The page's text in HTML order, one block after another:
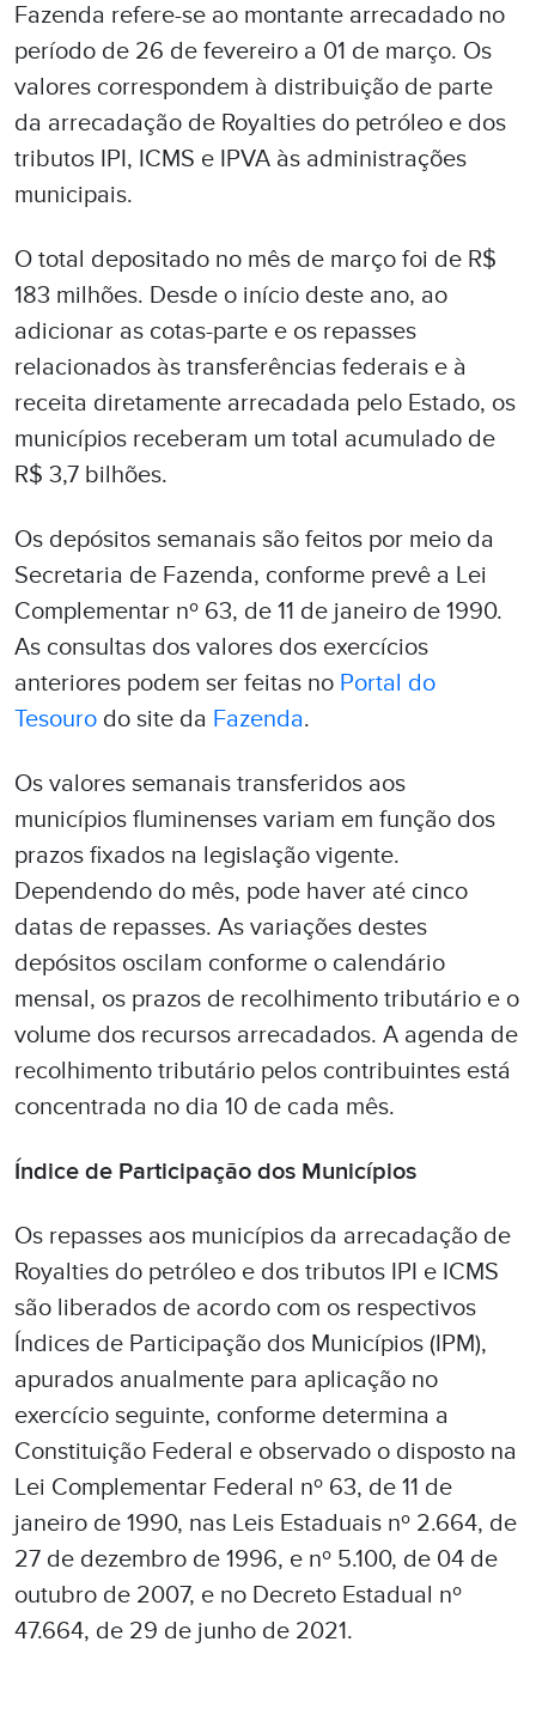
Fazenda refere-se ao montante arrecadado no
período de 26 de fevereiro a 01 de março. Os
valores correspondem à distribuição de parte
da arrecadação de Royalties do petróleo e dos
tributos IPI, ICMS e IPVA às administrações
municipais.
O total depositado no mês de março foi de R$
183 milhões. Desde o início deste ano, ao
adicionar as cotas-parte e os repasses
relacionados às transferências federais e à
receita diretamente arrecadada pelo Estado, os
municípios receberam um total acumulado de
R$ 3,7 bilhões.
Os depósitos semanais são feitos por meio da
Secretaria de Fazenda, conforme prevê a Lei
Complementar nº 63, de 11 de janeiro de 1990.
As consultas dos valores dos exercícios
anteriores podem ser feitas no Portal do
Tesouro do site da Fazenda.
Os valores semanais transferidos aos
municípios fluminenses variam em função dos
prazos fixados na legislação vigente.
Dependendo do mês, pode haver até cinco
datas de repasses. As variações destes
depósitos oscilam conforme o calendário
mensal, os prazos de recolhimento tributário e o
volume dos recursos arrecadados. A agenda de
recolhimento tributário pelos contribuintes está
concentrada no dia 10 de cada mês.
Índice de Participação dos Municípios
Os repasses aos municípios da arrecadação de
Royalties do petróleo e dos tributos IPI e ICMS
são liberados de acordo com os respectivos
Índices de Participação dos Municípios (IPM),
apurados anualmente para aplicação no
exercício seguinte, conforme determina a
Constituição Federal e observado o disposto na
Lei Complementar Federal nº 63, de 11 de
janeiro de 1990, nas Leis Estaduais nº 2.664, de
27 de dezembro de 1996, e nº 5.100, de 04 de
outubro de 2007, e no Decreto Estadual nº
47.664, de 29 de junho de 2021.